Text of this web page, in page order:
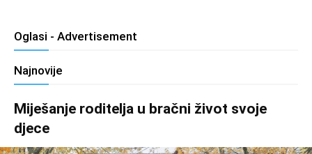
Oglasi - Advertisement
Najnovije
Miješanje roditelja u bračni život svoje
djece